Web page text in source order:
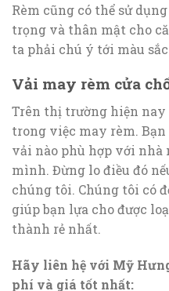
Rèm cũng có thể sử
trọng và thân mật cho
ta phải chú ý tới màu
Vải may rèm cửa
Trên thị trường hiện
trong việc may rèm.
vải nào phù hợp với
mình. Đừng lo điều đó
chúng tôi. Chúng tôi có
giúp bạn lựa cho được
thành rẻ nhất.
Hãy liên hệ với Mỹ
phí và giá tốt nhất: